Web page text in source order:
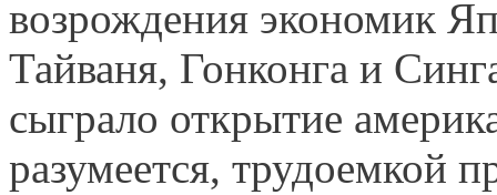
возрождения экономик
Тайваня, Гонконга и
сыграло открытие
разумеется, трудоем­кой